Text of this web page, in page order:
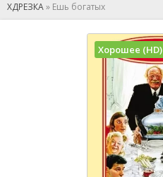
ХДРЕЗКА» Ешь богатых
Хорошее (HD)